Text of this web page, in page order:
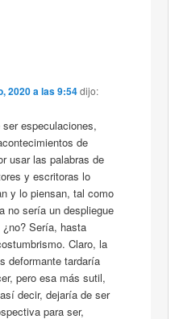
2020 a las 9:54 dijo:
especulaciones,
de
usar las palabras de
y escritoras lo
y lo piensan, tal como
no sería un despliegue
Sería, hasta
Claro, la
deformante tardaría
pero esa más sutil,
decir, dejaría de ser
para ser,